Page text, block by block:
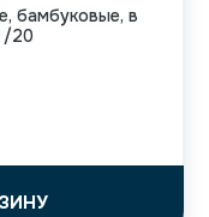
бамбуковые, в
/20